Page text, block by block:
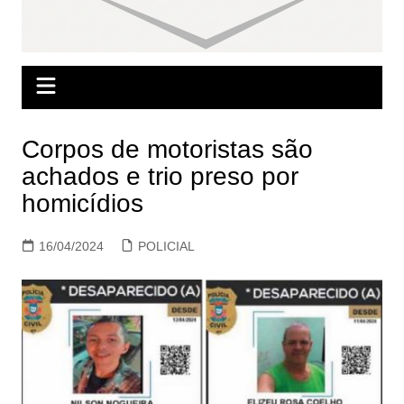
Corpos de motoristas são
achados e trio preso por
homicídios
16/04/2024 POLICIAL